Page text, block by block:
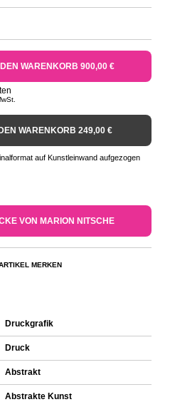
WARENKORB 900,00 €
WARENKORB 249,00 €
auf Kunstleinwand aufgezogen
VON MARION NITSCHE
MERKEN
Druckgrafik
Druck
Abstrakt
Abstrakte Kunst